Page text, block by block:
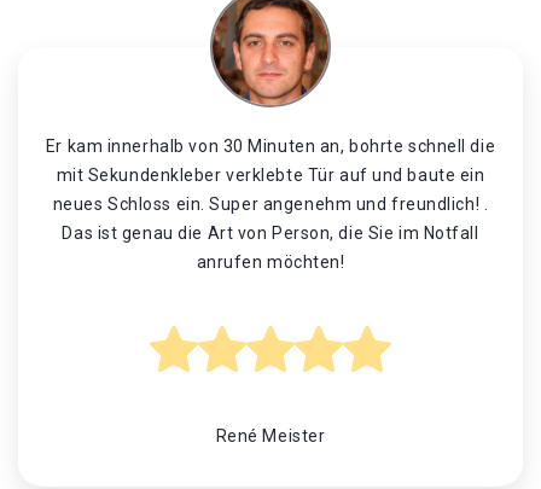
Er kam innerhalb von 30 Minuten an, bohrte schnell die
mit Sekundenkleber verklebte Tür auf und baute ein
neues Schloss ein. Super angenehm und freundlich! .
Das ist genau die Art von Person, die Sie im Notfall
anrufen möchten!
René Meister